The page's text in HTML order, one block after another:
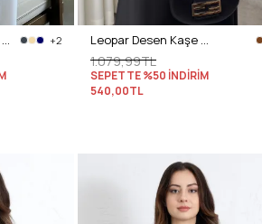
Scuba Blazer Ceket 2272 - ANTRASİT +2 Leopar Desen Kaşe Ceket 2602 - KAHVERENGİ
1.079,99TL
SEPETTE %50 İNDİRİM
540,00TL